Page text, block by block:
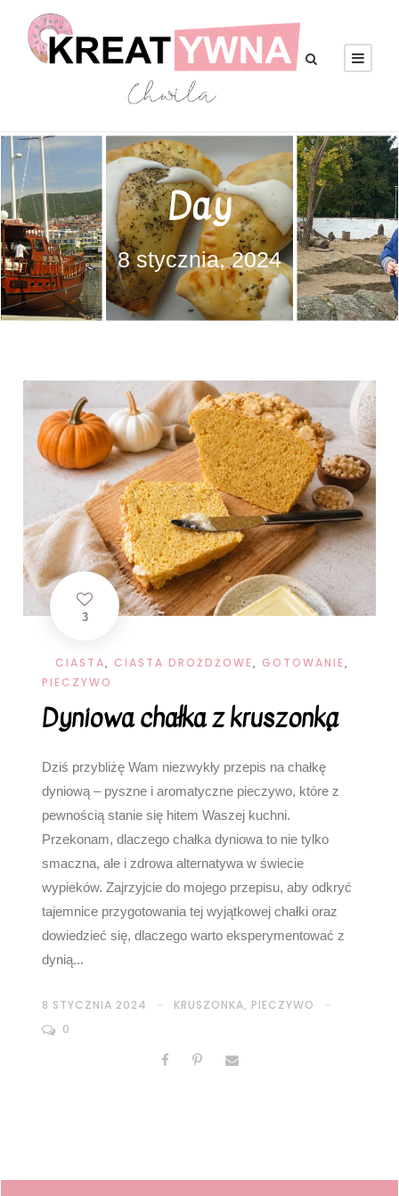
Day
8 stycznia, 2024
3
CIASTA, CIASTA DROŻDŻOWE, GOTOWANIE,
PIECZYWO
Dyniowa chałka z kruszonką
Dziś przybliżę Wam niezwykły przepis na chałkę
dyniową – pyszne i aromatyczne pieczywo, które z
pewnością stanie się hitem Waszej kuchni.
Przekonam, dlaczego chałka dyniowa to nie tylko
smaczna, ale i zdrowa alternatywa w świecie
wypieków. Zajrzyjcie do mojego przepisu, aby odkryć
tajemnice przygotowania tej wyjątkowej chałki oraz
dowiedzieć się, dlaczego warto eksperymentować z
dynią...
8 STYCZNIA 2024 KRUSZONKA, PIECZYWO
0